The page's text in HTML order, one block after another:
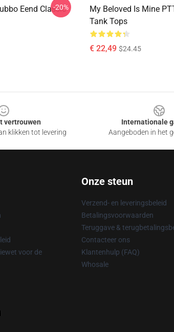
Eend Classic
-20%
My Beloved Is Mine
Tank Tops
€ 22,49 $24.45
vertrouwen
klikken tot levering
Internationale
Aangeboden in het
voor de
Onze steun
Verzend- en leveringsbeleid
Betalingsvoorwaarden
Teruggave &
Contacteer ons
Klantenhulp (FAQ)
Whosale